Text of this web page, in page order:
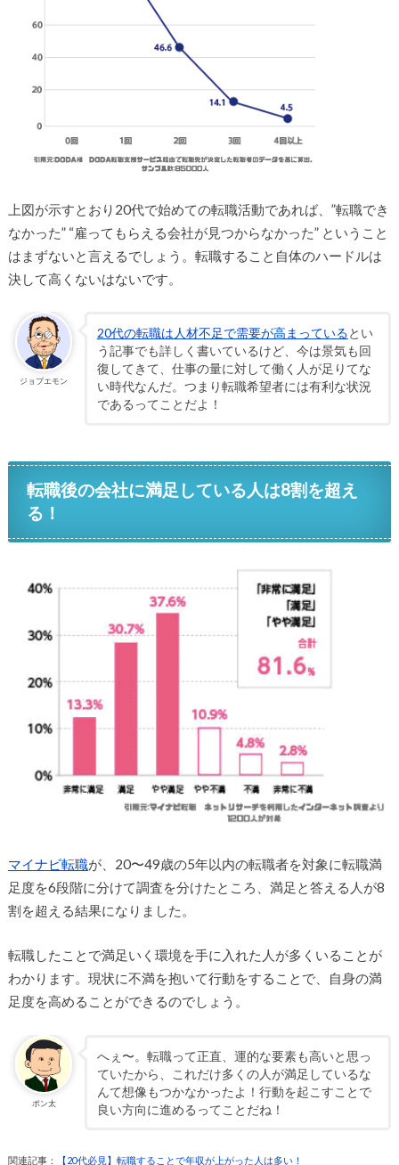
上図が示すとおり20代で始めての転職活動であれば、”転職でき
なかった” “雇ってもらえる会社が見つからなかった” ということ
はまずないと言えるでしょう。転職すること自体のハードルは
決して高くないはないです。
ジョブエモン
20代の転職は人材不足で需要が高まっているとい
う記事でも詳しく書いているけど、今は景気も回
復してきて、仕事の量に対して働く人が足りてな
い時代なんだ。つまり転職希望者には有利な状況
であるってことだよ！
転職後の会社に満足している人は8割を超え
る！
マイナビ転職が、20〜49歳の5年以内の転職者を対象に転職満
足度を6段階に分けて調査を分けたところ、満足と答える人が8
割を超える結果になりました。
転職したことで満足いく環境を手に入れた人が多くいることが
わかります。現状に不満を抱いて行動をすることで、自身の満
足度を高めることができるのでしょう。
ポン太
へぇ〜。転職って正直、運的な要素も高いと思っ
ていたから、これだけ多くの人が満足しているな
んて想像もつかなかったよ！行動を起こすことで
良い方向に進めるってことだね！
関連記事： 【20代必見】転職することで年収が上がった人は多い！